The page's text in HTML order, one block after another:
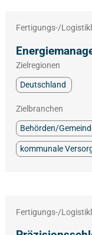
Fertigungs-/
Zielregionen
Deutschland
Zielbranchen
Behörden/
kommunale
Fertigungs-/